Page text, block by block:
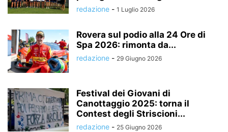
redazione - 1 Luglio 2026
Rovera sul podio alla 24 Ore di
Spa 2026: rimonta da...
redazione - 29 Giugno 2026
Festival dei Giovani di
Canottaggio 2025: torna il
Contest degli Striscioni...
redazione - 25 Giugno 2026